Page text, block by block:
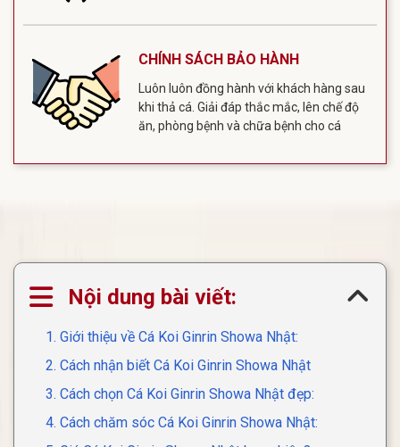
CHÍNH SÁCH BẢO HÀNH
Luôn luôn đồng hành với khách hàng sau
khi thả cá. Giải đáp thắc mắc, lên chế độ
ăn, phòng bệnh và chữa bệnh cho cá
Nội dung bài viết:
1. Giới thiệu về Cá Koi Ginrin Showa Nhật:
2. Cách nhận biết Cá Koi Ginrin Showa Nhật
3. Cách chọn Cá Koi Ginrin Showa Nhật đẹp:
4. Cách chăm sóc Cá Koi Ginrin Showa Nhật: